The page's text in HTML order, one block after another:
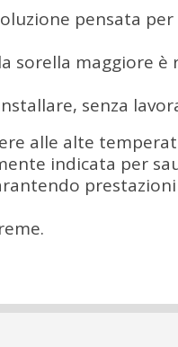
pensata per
sorella maggiore è
senza
alle alte
indicata per